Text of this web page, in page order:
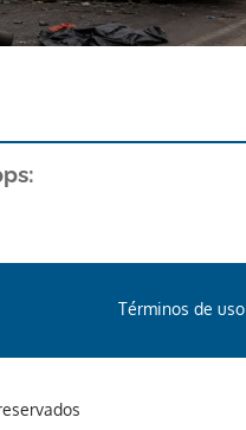
Términos de uso